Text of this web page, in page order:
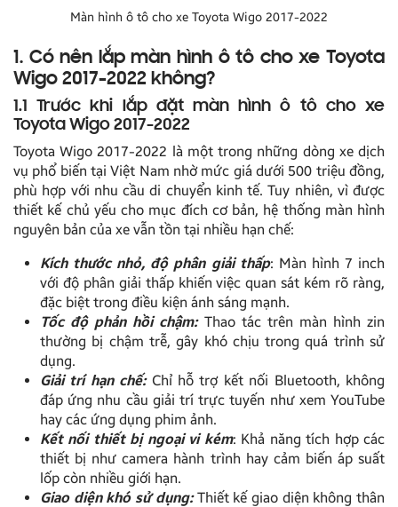
Màn hình ô tô cho xe Toyota Wigo 2017-2022
1. Có nên lắp màn hình ô tô cho xe Toyota
Wigo 2017-2022 không?
1.1 Trước khi lắp đặt màn hình ô tô cho xe
Toyota Wigo 2017-2022
Toyota Wigo 2017-2022 là một trong những dòng xe dịch
vụ phổ biến tại Việt Nam nhờ mức giá dưới 500 triệu đồng,
phù hợp với nhu cầu di chuyển kinh tế. Tuy nhiên, vì được
thiết kế chủ yếu cho mục đích cơ bản, hệ thống màn hình
nguyên bản của xe vẫn tồn tại nhiều hạn chế:
Kích thước nhỏ, độ phân giải thấp: Màn hình 7 inch
với độ phân giải thấp khiến việc quan sát kém rõ ràng,
đặc biệt trong điều kiện ánh sáng mạnh.
Tốc độ phản hồi chậm:Thao tác trên màn hình zin
thường bị chậm trễ, gây khó chịu trong quá trình sử
dụng.
Giải trí hạn chế:Chỉ hỗ trợ kết nối Bluetooth, không
đáp ứng nhu cầu giải trí trực tuyến như xem YouTube
hay các ứng dụng phim ảnh.
Kết nối thiết bị ngoại vi kém: Khả năng tích hợp các
thiết bị như camera hành trình hay cảm biến áp suất
lốp còn nhiều giới hạn.
Giao diện khó sử dụng:Thiết kế giao diện không thân